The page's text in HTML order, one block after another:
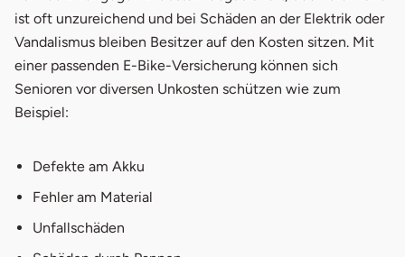
ist oft unzureichend und bei Schäden an der Elektrik oder
Vandalismus bleiben Besitzer auf den Kosten sitzen. Mit
einer passenden E-Bike-Versicherung können sich
Senioren vor diversen Unkosten schützen wie zum
Beispiel:
Defekte am Akku
Fehler am Material
Unfallschäden